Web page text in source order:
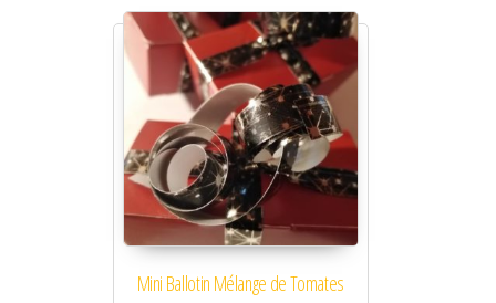
Mini Ballotin Mélange de Tomates